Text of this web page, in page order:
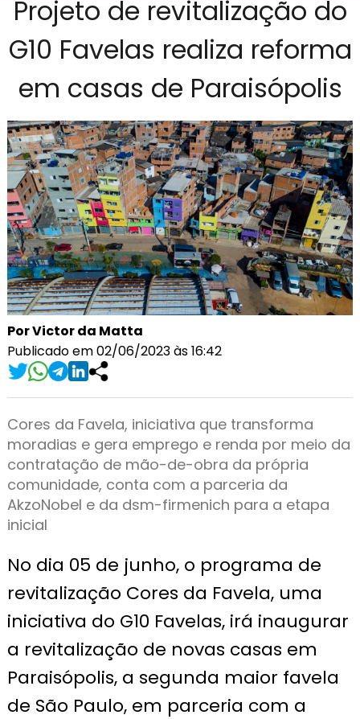
Projeto de revitalização do
G10 Favelas realiza reforma
em casas de Paraisópolis
Por Victor da Matta
Publicado em 02/06/2023 às 16:42
Cores da Favela, iniciativa que transforma
moradias e gera emprego e renda por meio da
contratação de mão-de-obra da própria
comunidade, conta com a parceria da
AkzoNobel e da dsm-firmenich para a etapa
inicial
No dia 05 de junho, o programa de
revitalização Cores da Favela, uma
iniciativa do G10 Favelas, irá inaugurar
a revitalização de novas casas em
Paraisópolis, a segunda maior favela
de São Paulo, em parceria com a